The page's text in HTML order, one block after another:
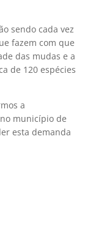
sendo cada vez
fazem com que
das mudas e a
de 120 espécies
a
município de
esta demanda